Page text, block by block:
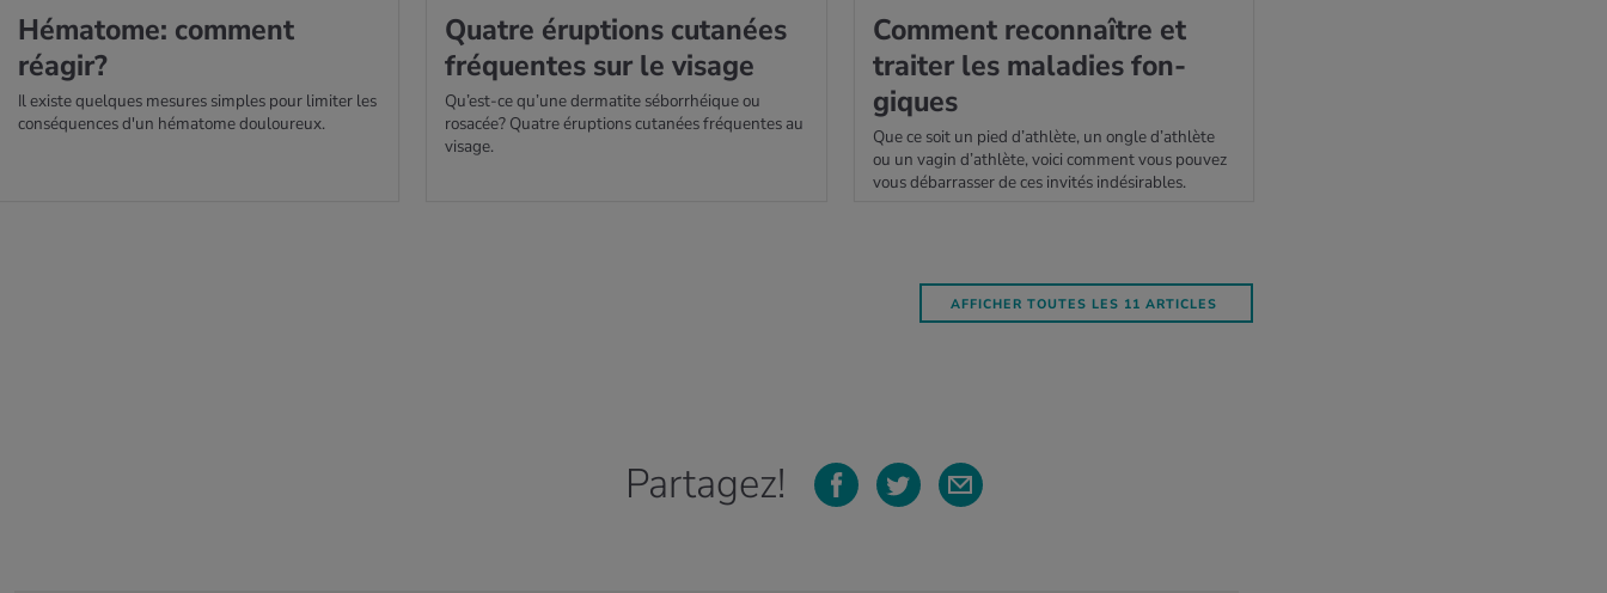
Héma­tome: com­ment
réagir?
Il existe quelques mesures simples pour limiter les
conséquences d'un hématome douloureux.
Quatre érup­tions cuta­nées
fré­quentes sur le visage
Qu’est-ce qu’une dermatite séborrhéique ou
rosacée? Quatre éruptions cutanées fréquentes au
visage.
Com­ment recon­naître et
trai­ter les mala­dies fon­
giques
Que ce soit un pied d’athlète, un ongle d’athlète
ou un vagin d’athlète, voici comment vous pouvez
vous débarrasser de ces invités indésirables.
AFFICHER TOUTES LES 11 ARTICLES
Partagez!